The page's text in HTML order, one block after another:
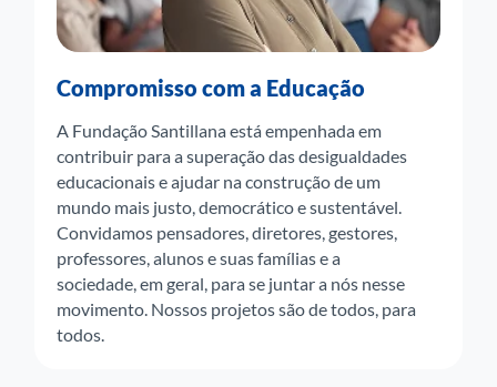
Compromisso com a Educação
A Fundação Santillana está empenhada em
contribuir para a superação das desigualdades
educacionais e ajudar na construção de um
mundo mais justo, democrático e sustentável.
Convidamos pensadores, diretores, gestores,
professores, alunos e suas famílias e a
sociedade, em geral, para se juntar a nós nesse
movimento. Nossos projetos são de todos, para
todos.